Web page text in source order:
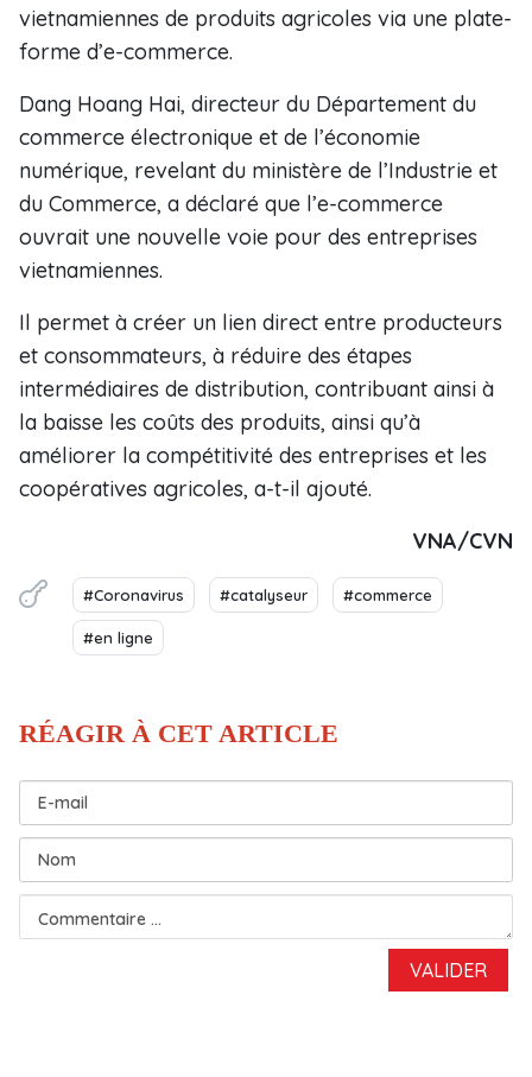
vietnamiennes de produits agricoles via une plate-
forme d’e-commerce.
Dang Hoang Hai, directeur du Département du
commerce électronique et de l’économie
numérique, revelant du ministère de l’Industrie et
du Commerce, a déclaré que l’e-commerce
ouvrait une nouvelle voie pour des entreprises
vietnamiennes.
Il permet à créer un lien direct entre producteurs
et consommateurs, à réduire des étapes
intermédiaires de distribution, contribuant ainsi à
la baisse les coûts des produits, ainsi qu’à
améliorer la compétitivité des entreprises et les
coopératives agricoles, a-t-il ajouté.
VNA/CVN
#Coronavirus #catalyseur #commerce
#en ligne